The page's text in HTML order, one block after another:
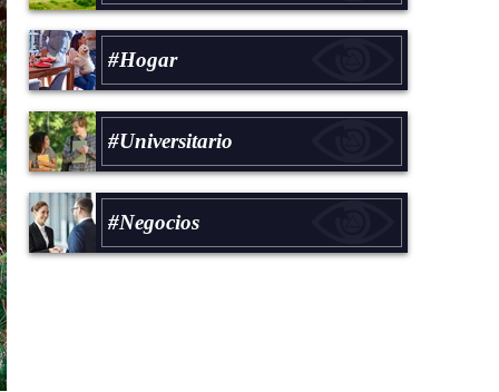
#Hogar
#Universitario
#Negocios